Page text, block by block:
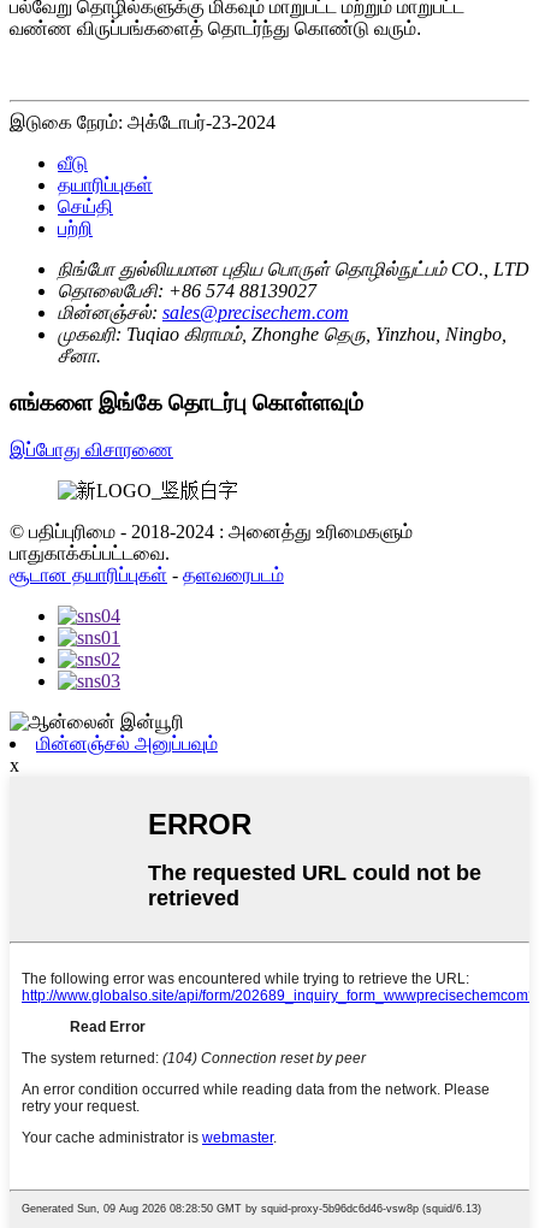
பல்வேறு தொழில்களுக்கு மிகவும் மாறுபட்ட மற்றும் மாறுபட்ட
வண்ண விருப்பங்களைத் தொடர்ந்து கொண்டு வரும்.
இடுகை நேரம்: அக்டோபர்-23-2024
வீடு
தயாரிப்புகள்
செய்தி
பற்றி
நிங்போ துல்லியமான புதிய பொருள் தொழில்நுட்பம் CO., LTD
தொலைபேசி: +86 574 88139027
மின்னஞ்சல்: sales@precisechem.com
முகவரி: Tuqiao கிராமம், Zhonghe தெரு, Yinzhou, Ningbo,
சீனா.
எங்களை இங்கே தொடர்பு கொள்ளவும்
இப்போது விசாரணை
© பதிப்புரிமை - 2018-2024 : அனைத்து உரிமைகளும்
பாதுகாக்கப்பட்டவை.
சூடான தயாரிப்புகள் - தளவரைபடம்
மின்னஞ்சல் அனுப்பவும்
x